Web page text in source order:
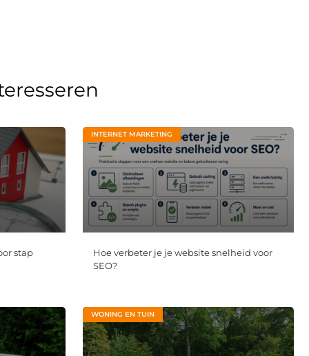
stap
INTERNET MARKETING
Hoe verbeter je je website snelheid voor
SEO?
WONING EN TUIN